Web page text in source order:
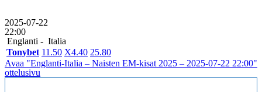
2025-07-22
22:00
Englanti - Italia
Tonybet 11.50 X4.40 25.80
Avaa "Englanti-Italia – Naisten EM-kisat 2025 – 2025-07-22 22:00"
ottelusivu